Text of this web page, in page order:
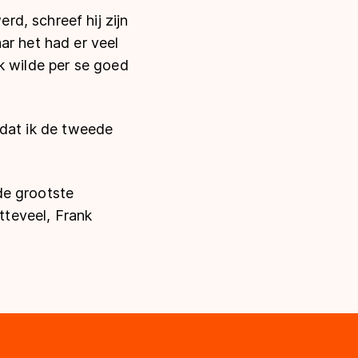
schreef hij zijn
het had er veel
wilde per se goed
ik de tweede
grootste
Frank